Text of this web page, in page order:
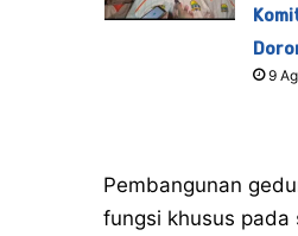
9
Pembangunan
fungsi khusus pada